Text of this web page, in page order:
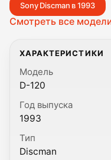
Sony Discman в 1993
Смотреть все
ХАРАКТЕРИСТИКИ
Модель
D-120
Год выпуска
1993
Тип
Discman